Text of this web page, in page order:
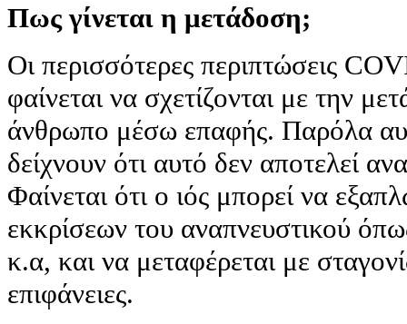
Πως γίνεται η μετάδοση;
Οι περισσότερες περιπτώσεις
φαίνεται να σχετίζονται με την
άνθρωπο μέσω επαφής. Παρόλα
δείχνουν ότι αυτό δεν αποτελεί
Φαίνεται ότι ο ιός μπορεί να
εκκρίσεων του αναπνευστικού
κ.α, και να μεταφέρεται με
επιφάνειες.